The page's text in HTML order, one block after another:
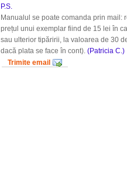
P.S.
Manualul se poate comanda prin mail:
prețul unui exemplar fiind de 15 lei în
sau ulterior tipăririi, la valoarea de 30
dacă plata se face în cont). (Patricia C.)
Trimite email